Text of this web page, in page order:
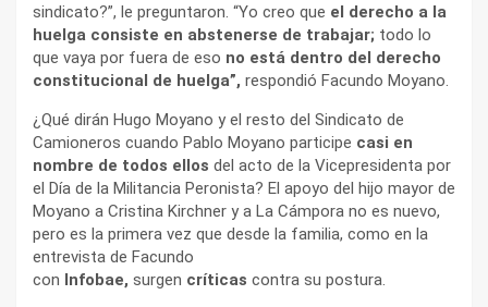
sindicato?”, le preguntaron. “Yo creo que el derecho a la
huelga consiste en abstenerse de trabajar; todo lo
que vaya por fuera de eso no está dentro del derecho
constitucional de huelga”, respondió Facundo Moyano.
¿Qué dirán Hugo Moyano y el resto del Sindicato de
Camioneros cuando Pablo Moyano participe casi en
nombre de todos ellos del acto de la Vicepresidenta por
el Día de la Militancia Peronista? El apoyo del hijo mayor de
Moyano a Cristina Kirchner y a La Cámpora no es nuevo,
pero es la primera vez que desde la familia, como en la
entrevista de Facundo
con Infobae, surgen críticas contra su postura.